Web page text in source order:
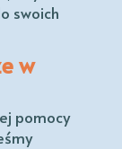
swoich
w
pomocy